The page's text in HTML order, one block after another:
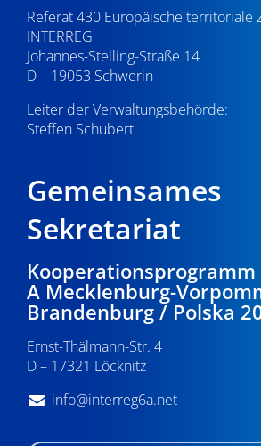
Referat 430 Europäische territoriale
INTERREG
Johannes-Stelling-Straße 14
D – 19053 Schwerin
Leiter der Verwaltungsbehörde:
Steffen Schubert
Gemeinsames
Sekretariat
A Mecklenburg-
Brandenburg / Polska
Ernst-Thälmann-Str. 4
D – 17321 Löcknitz
info@interreg6a.net